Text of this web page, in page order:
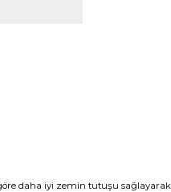
daha iyi zemin tutuşu